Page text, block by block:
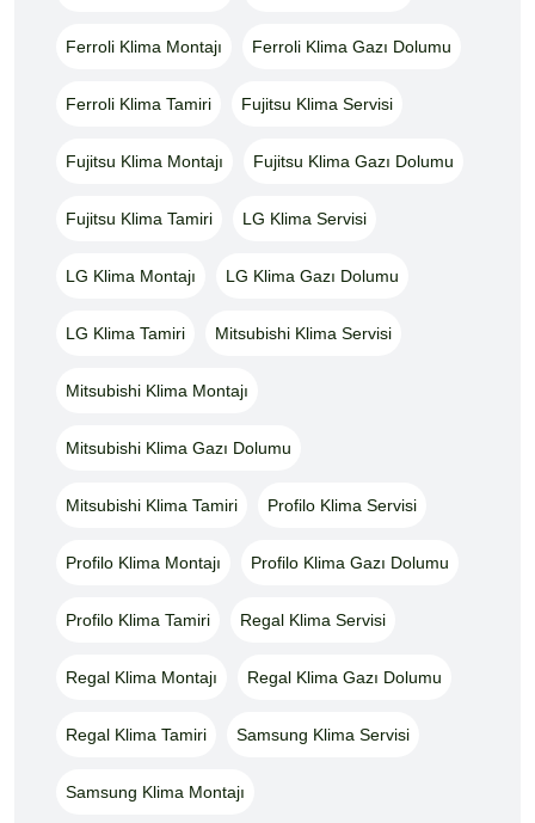
Ferroli Klima Montajı Ferroli Klima Gazı Dolumu
Ferroli Klima Tamiri Fujitsu Klima Servisi
Fujitsu Klima Montajı Fujitsu Klima Gazı Dolumu
Fujitsu Klima Tamiri LG Klima Servisi
LG Klima Montajı LG Klima Gazı Dolumu
LG Klima Tamiri Mitsubishi Klima Servisi
Mitsubishi Klima Montajı
Mitsubishi Klima Gazı Dolumu
Mitsubishi Klima Tamiri Profilo Klima Servisi
Profilo Klima Montajı Profilo Klima Gazı Dolumu
Profilo Klima Tamiri Regal Klima Servisi
Regal Klima Montajı Regal Klima Gazı Dolumu
Regal Klima Tamiri Samsung Klima Servisi
Samsung Klima Montajı